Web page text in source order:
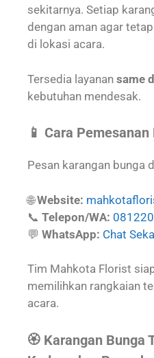
sekitarnya. Setiap
dengan aman agar
di lokasi acara.
Tersedia layanan same
kebutuhan mendesak.
📱 Cara
Pesan karangan bunga
🌐Website:
📞 Telepon/WA:
💬 WhatsApp: Chat
Tim Mahkota Florist
memilihkan rangkaian
acara.
🏵️ Karangan Bunga